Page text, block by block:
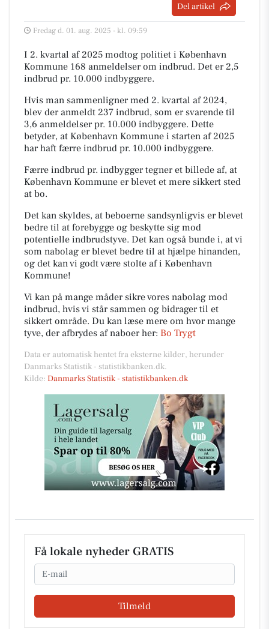
Del artikel
Fredag d. 01. aug. 2025 - kl. 09:59
I 2. kvartal af 2025 modtog politiet i København
Kommune 168 anmeldelser om indbrud. Det er 2,5
indbrud pr. 10.000 indbyggere.
Hvis man sammenligner med 2. kvartal af 2024,
blev der anmeldt 237 indbrud, som er svarende til
3,6 anmeldelser pr. 10.000 indbyggere. Dette
betyder, at København Kommune i starten af 2025
har haft færre indbrud pr. 10.000 indbyggere.
Færre indbrud pr. indbygger tegner et billede af, at
København Kommune er blevet et mere sikkert sted
at bo.
Det kan skyldes, at beboerne sandsynligvis er blevet
bedre til at forebygge og beskytte sig mod
potentielle indbrudstyve. Det kan også bunde i, at vi
som nabolag er blevet bedre til at hjælpe hinanden,
og det kan vi godt være stolte af i København
Kommune!
Vi kan på mange måder sikre vores nabolag mod
indbrud, hvis vi står sammen og bidrager til et
sikkert område. Du kan læse mere om hvor mange
tyve, der afbrydes af naboer her: Bo Trygt
Data er automatisk hentet fra eksterne kilder, herunder
Danmarks Statistik - statistikbanken.dk.
Kilde: Danmarks Statistik - statistikbanken.dk
Få lokale nyheder GRATIS
Email
Tilmeld